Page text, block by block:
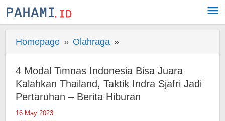
Skip
to
Homepage » Olahraga »
Modal
Timnas
Indonesia
Bisa
4 Modal Timnas Indonesia Bisa Juara
Kalahkan Thailand, Taktik Indra Sjafri Jadi
Pertaruhan – Berita Hiburan
16 May 2023